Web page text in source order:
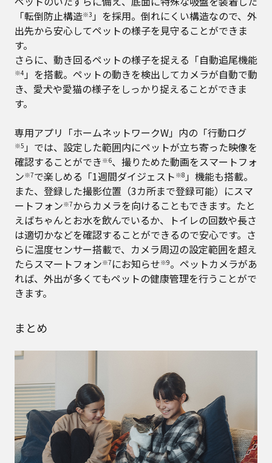
「転倒防止構造※3 」を採用。倒れにくい構造なので、外
出先から安心してペットの様子を見守ることができま
す。
さらに、動き回るペットの様子を捉える「自動追尾機能
※4 」を搭載。ペットの動きを検出してカメラが自動で動
き、愛犬や愛猫の様子をしっかり捉えることができま
す。
専用アプリ「ホームネットワークW」内の「行動ログ
※5 」では、設定した範囲内にペットが立ち寄った映像を
確認することができ ※6、撮りためた動画をスマートフォ
ン※7で楽しめる「1週間ダイジェスト ※8 」機能も搭載。
また、登録した撮影位置（3カ所まで登録可能）にスマ
ートフォン※7からカメラを向けることもできます。たと
えばちゃんとお水を飲んでいるか、トイレの回数や長さ
は適切かなどを確認することができるので安心です。さ
らに温度センサー搭載で、カメラ周辺の設定範囲を超え
たらスマートフォン※7 にお知らせ※9。ペットカメラがあ
れば、外出が多くてもペットの健康管理を行うことがで
きます。
まとめ